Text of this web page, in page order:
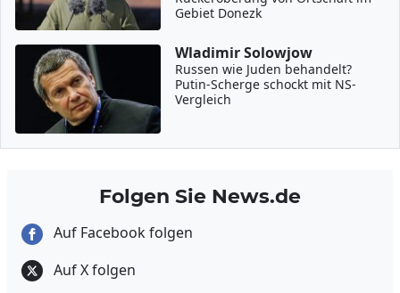
Gebiet Donezk
Wladimir Solowjow
Russen wie Juden behandelt?
Putin-Scherge schockt mit NS-
Vergleich
Folgen Sie News.de
Auf Facebook folgen
Auf X folgen